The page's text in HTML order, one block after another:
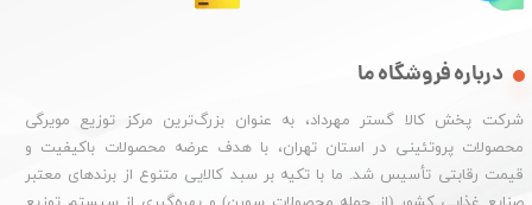
درباره فروشگاه ما
شرکت پخش کالا گستر مهرداد، به عنوان بزرگ‌ترین مرکز توزیع مویرگی
محصولات پروتئینی در استان تهران، با هدف عرضه محصولات باکیفیت و
قیمت رقابتی تأسیس شد. ما با تکیه بر سبد کالایی متنوع از برندهای معتبر